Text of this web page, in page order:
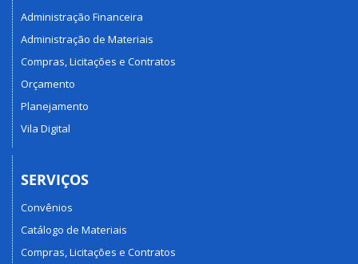
Administração Financeira
Administração de Materiais
Compras, Licitações e Contratos
Orçamento
Planejamento
Vila Digital
SERVIÇOS
Convênios
Catálogo de Materiais
Compras, Licitações e Contratos